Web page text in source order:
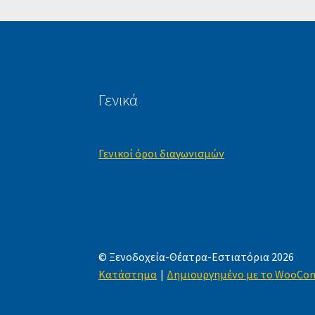
Γενικά
Γενικοί όροι διαγωνισμών
© Ξενοδοχεία-Θέατρα-Εστιατόρια 2026
Κατάστημα
Δημιουργημένο με το